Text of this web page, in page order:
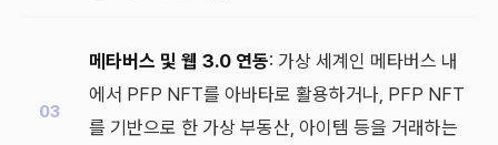
메타버스 및 웹 3.0 연동: 가상 세계인 메타버스 내
에서 PFP NFT를 아바타로 활용하거나, PFP NFT
를 기반으로 한 가상 부동산, 아이템 등을 거래하는